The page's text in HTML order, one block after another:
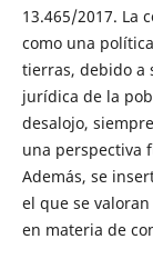
13.465/2017. La
como una
tierras, debido a
jurídica de la
desalojo,
una perspectiva
Además, se
el que se
en materia de